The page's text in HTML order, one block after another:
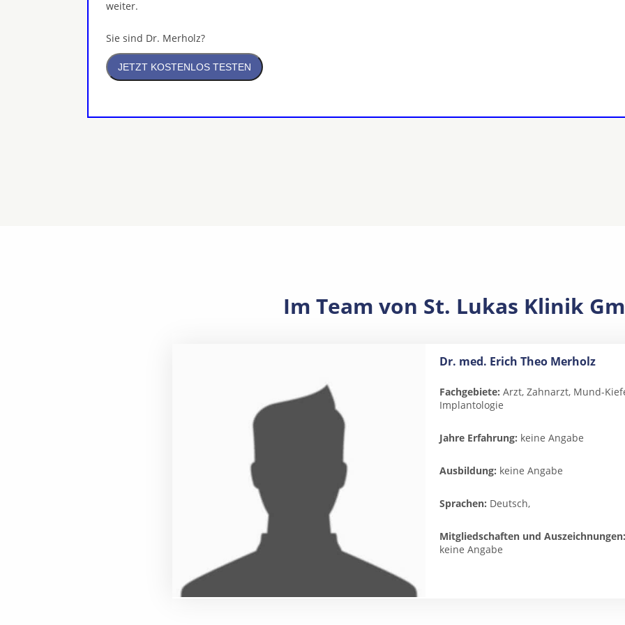
weiter.
Sie sind Dr. Merholz?
Im Team von St. Lukas Klinik
Dr. med. Erich Theo Merholz
Fachgebiete: Arzt, Zahnarzt, Mund-
Implantologie
Jahre Erfahrung: keine Angabe
Ausbildung: keine Angabe
Sprachen: Deutsch,
Mitgliedschaften und Auszeichnungen:
keine Angabe